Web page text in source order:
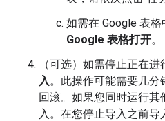
如需在 Google 表
Google 表格打开。
（可选）如需停止正在
入。此操作可能需要几分
回滚。如果您同时运行
入。在您停止导入之前导